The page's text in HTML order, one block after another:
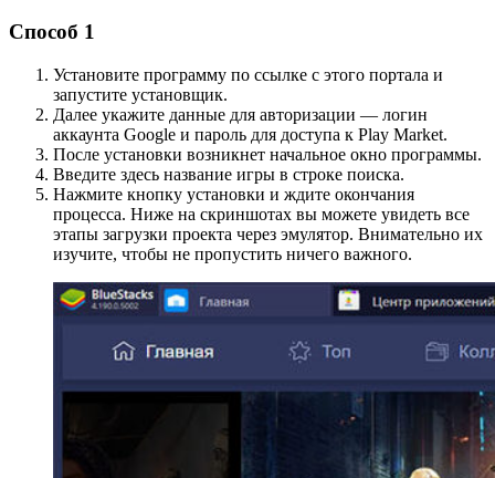
Способ 1
Установите программу по ссылке с этого портала и
запустите установщик.
Далее укажите данные для авторизации — логин
аккаунта Google и пароль для доступа к Play Market.
После установки возникнет начальное окно программы.
Введите здесь название игры в строке поиска.
Нажмите кнопку установки и ждите окончания
процесса. Ниже на скриншотах вы можете увидеть все
этапы загрузки проекта через эмулятор. Внимательно их
изучите, чтобы не пропустить ничего важного.